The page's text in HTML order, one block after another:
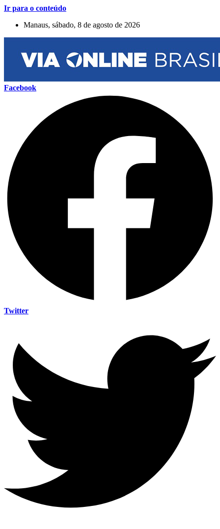
Ir para o conteúdo
Manaus, sábado, 8 de agosto de 2026
Facebook
Twitter